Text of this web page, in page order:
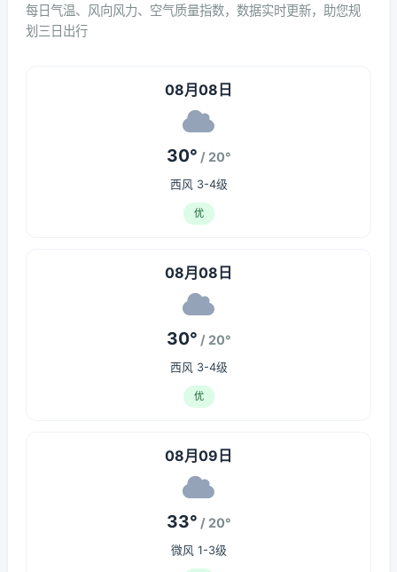
每日气温、风向风力、空气质量指数，数据实时更新，助您规
划三日出行
08月08日
30° / 20°
西风 3-4级
优
08月08日
30° / 20°
西风 3-4级
优
08月09日
33° / 20°
微风 1-3级